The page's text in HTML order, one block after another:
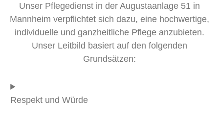
Unser Pflegedienst in der Augustaanlage 51 in
Mannheim verpflichtet sich dazu, eine hochwertige,
individuelle und ganzheitliche Pflege anzubieten.
Unser Leitbild basiert auf den folgenden
Grundsätzen:
Respekt und Würde